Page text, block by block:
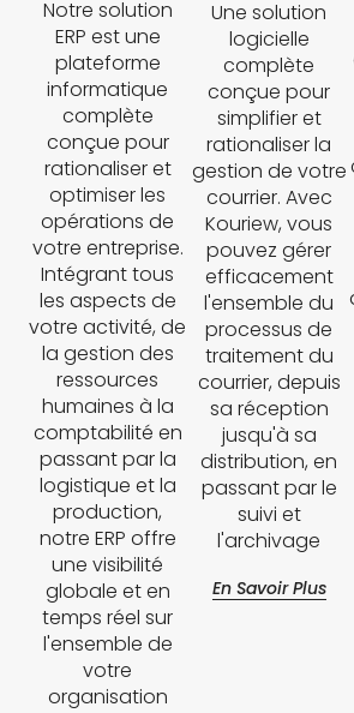
Notre solution
ERP est une
plateforme
informatique
complète
conçue pour
rationaliser et
optimiser les
opérations de
votre entreprise.
Intégrant tous
les aspects de
votre activité, de
la gestion des
ressources
humaines à la
comptabilité en
passant par la
logistique et la
production,
notre ERP offre
une visibilité
globale et en
temps réel sur
l'ensemble de
votre
organisation
Une solution
logicielle
complète
conçue pour
simplifier et
rationaliser la
gestion de votre
courrier. Avec
Kouriew, vous
pouvez gérer
efficacement
l'ensemble du
processus de
traitement du
courrier, depuis
sa réception
jusqu'à sa
distribution, en
passant par le
suivi et
l'archivage
En Savoir Plus